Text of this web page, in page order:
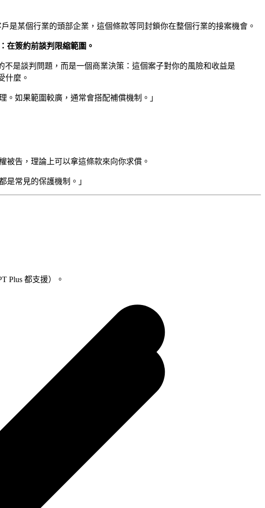
是某個行業的頭部企業，這個條款等同封鎖你在整個行業的接案機會。
在簽約前談判限縮範圍。
是談判問題，而是一個商業決策：這個案子對你的風險和收益是
什麼。
如果範圍較廣，通常會搭配補償機制。」
被告，理論上可以拿這條款來向你求償。
是常見的保護機制。」
Plus 都支援）。